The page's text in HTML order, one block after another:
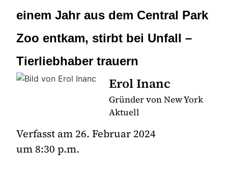
einem Jahr aus dem Central Park
Zoo entkam, stirbt bei Unfall –
Tierliebhaber trauern
Erol Inanc
Gründer von New York
Aktuell
Verfasst am 26. Februar 2024
um 8:30 p.m.